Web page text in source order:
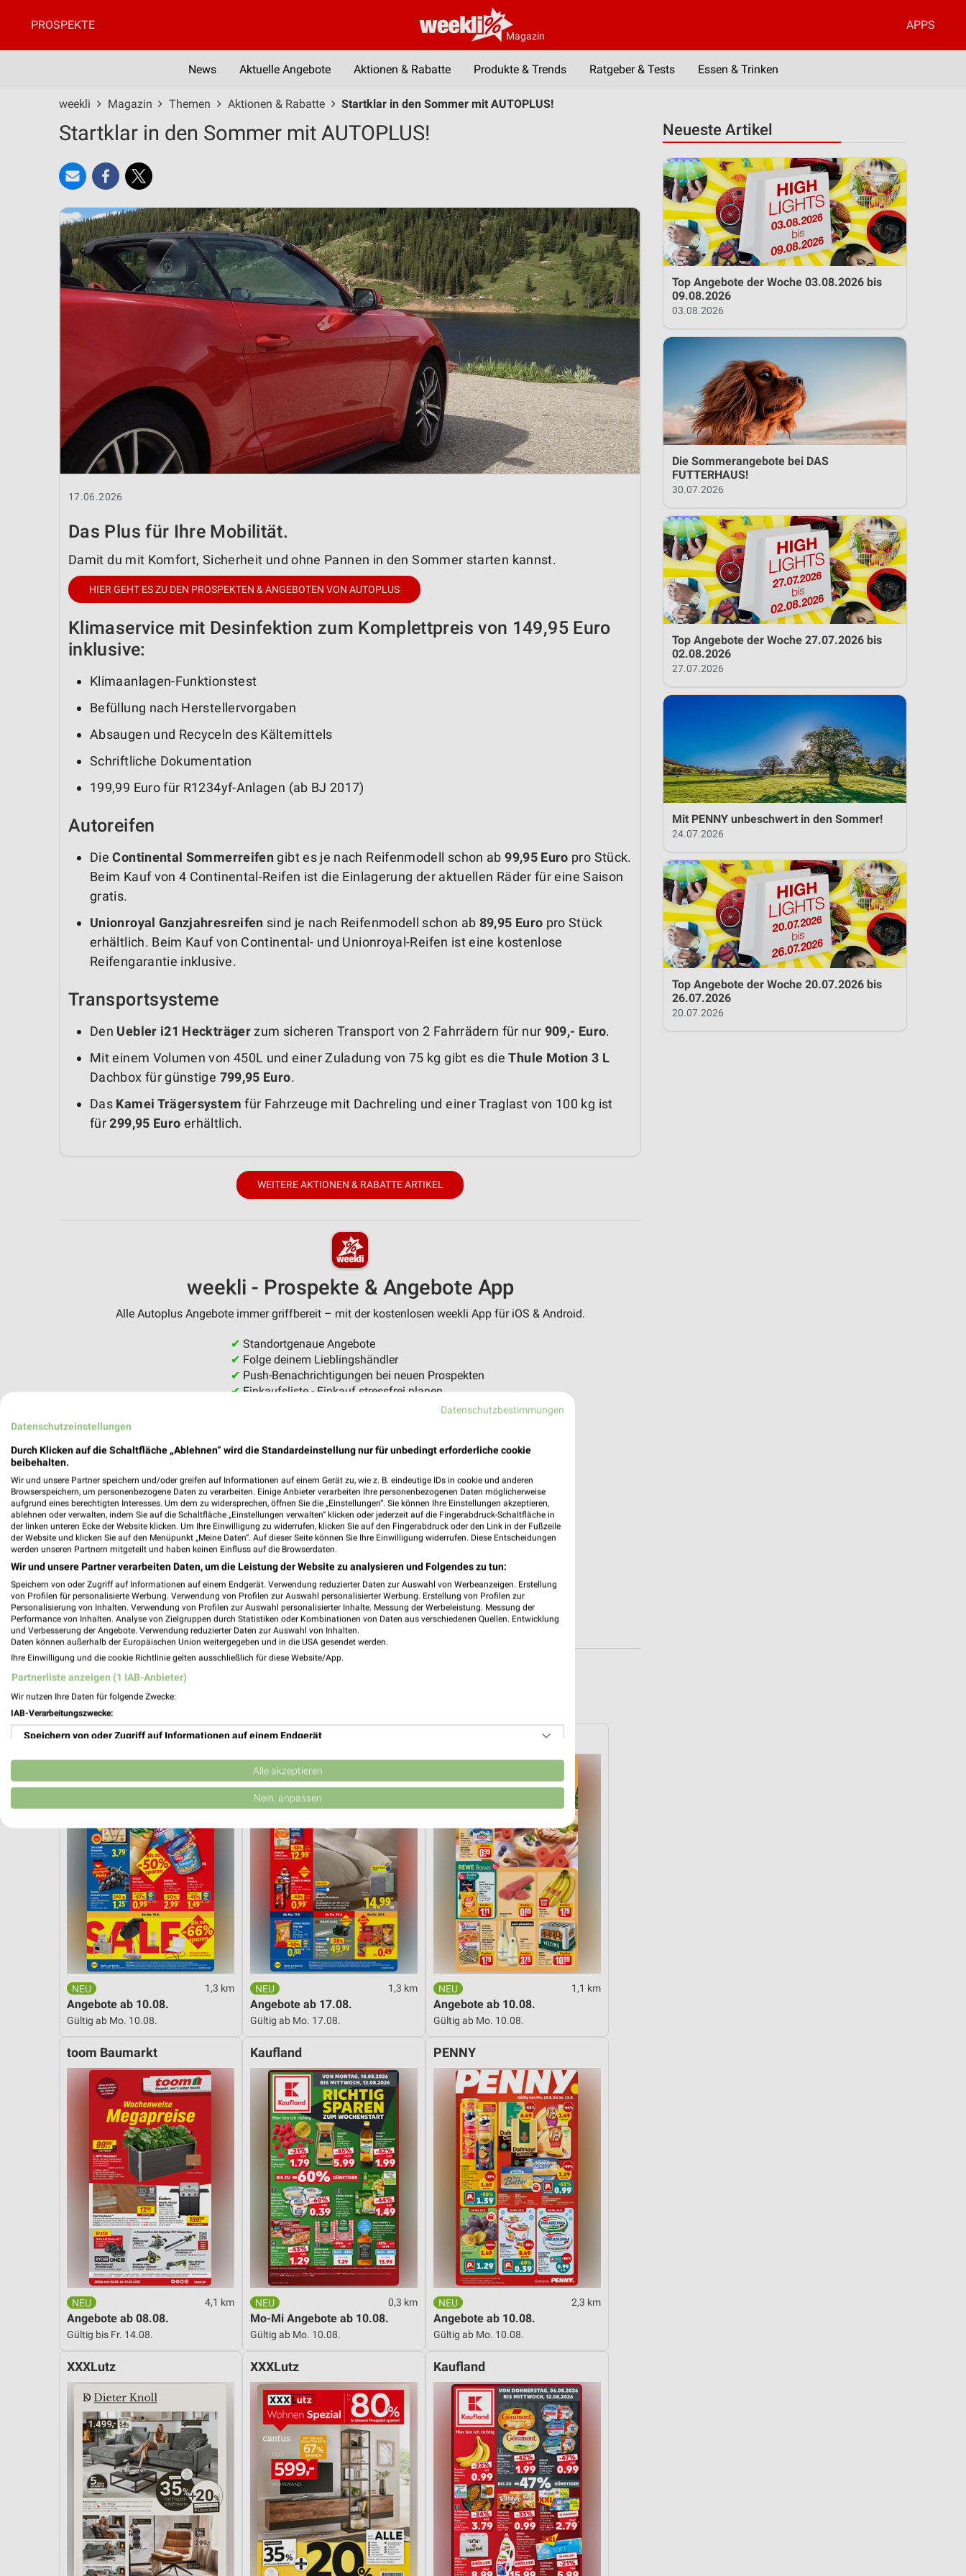
Magazin
PROSPEKTE APPS
News Aktuelle Angebote Aktionen & Rabatte Produkte & Trends Ratgeber & Tests Essen & Trinken
weekli Magazin Themen Aktionen & Rabatte Startklar in den Sommer mit AUTOPLUS!
Neueste Artikel
Top Angebote der Woche 03.08.2026 bis
09.08.2026
03.08.2026
Die Sommerangebote bei DAS
FUTTERHAUS!
30.07.2026
Top Angebote der Woche 27.07.2026 bis
02.08.2026
27.07.2026
Mit PENNY unbeschwert in den Sommer!
24.07.2026
Top Angebote der Woche 20.07.2026 bis
26.07.2026
20.07.2026
Startklar in den Sommer mit AUTOPLUS!
17.06.2026
Das Plus für Ihre Mobilität.
Damit du mit Komfort, Sicherheit und ohne Pannen in den Sommer starten kannst.
HIER GEHT ES ZU DEN PROSPEKTEN & ANGEBOTEN VON AUTOPLUS
Klimaservice mit Desinfektion zum Komplettpreis von 149,95 Euro
inklusive:
Klimaanlagen-Funktionstest
Befüllung nach Herstellervorgaben
Absaugen und Recyceln des Kältemittels
Schriftliche Dokumentation
199,99 Euro für R1234yf-Anlagen (ab BJ 2017)
Autoreifen
DieContinental Sommerreifen gibt es je nach Reifenmodell schon ab99,95 Euro pro Stück.
Beim Kauf von 4 Continental-Reifen ist die Einlagerung der aktuellen Räder für eine Saison
gratis.
Unionroyal Ganzjahresreifen sind je nach Reifenmodell schon ab 89,95 Euro pro Stück
erhältlich. Beim Kauf von Continental- und Unionroyal-Reifen ist eine kostenlose
Reifengarantie inklusive.
Transportsysteme
Den Uebler i21 Heckträgerzum sicheren Transport von 2 Fahrrädern für nur 909,- Euro.
Mit einem Volumen von 450L und einer Zuladung von 75 kg gibt es dieThule Motion 3 L
Dachbox für günstige 799,95 Euro.
Das Kamei Trägersystem für Fahrzeuge mit Dachreling und einer Traglast von 100 kg ist
für299,95 Euro erhältlich.
WEITERE AKTIONEN & RABATTE ARTIKEL
weekli - Prospekte & Angebote App
Alle Autoplus Angebote immer griffbereit – mit der kostenlosen weekli App für iOS & Android.
✔ Standortgenaue Angebote
✔ Folge deinem Lieblingshändler
✔ Push-Benachrichtigungen bei neuen Prospekten
✔Einkaufsliste - Einkauf stressfrei planen
Aktuelle Prospekte
10 Prospekte
Lidl
1,3 km
Angebote ab 10.08.
Gültig ab Mo. 10.08.
Lidl
1,3 km
Angebote ab 17.08.
Gültig ab Mo. 17.08.
1,1 km
Angebote ab 10.08.
Gültig ab Mo. 10.08.
toom Baumarkt
4,1 km
Angebote ab 08.08.
Gültig bis Fr. 14.08.
Kaufland
0,3 km
Mo-Mi Angebote ab 10.08.
Gültig ab Mo. 10.08.
PENNY
2,3 km
Angebote ab 10.08.
Gültig ab Mo. 10.08.
XXXLutz XXXLutz Kaufland
Datenschutzbestimmungen
Datenschutzeinstellungen
Durch Klicken auf die Schaltfläche „Ablehnen“ wird die Standardeinstellung nur für unbedingt erforderliche cookie
beibehalten.
Wir und unsere Partner speichern und/oder greifen auf Informationen auf einem Gerät zu, wie z. B. eindeutige IDs in cookie und anderen
Browserspeichern, um personenbezogene Daten zu verarbeiten. Einige Anbieter verarbeiten Ihre personenbezogenen Daten möglicherweise
aufgrund eines berechtigten Interesses. Um dem zu widersprechen, öffnen Sie die „Einstellungen“. Sie können Ihre Einstellungen akzeptieren,
ablehnen oder verwalten, indem Sie auf die Schaltfläche „Einstellungen verwalten“ klicken oder jederzeit auf die Fingerabdruck-Schaltfläche in
der linken unteren Ecke der Website klicken. Um Ihre Einwilligung zu widerrufen, klicken Sie auf den Fingerabdruck oder den Link in der Fußzeile
der Website und klicken Sie auf den Menüpunkt „Meine Daten“. Auf dieser Seite können Sie Ihre Einwilligung widerrufen. Diese Entscheidungen
werden unseren Partnern mitgeteilt und haben keinen Einfluss auf die Browserdaten.
Wir und unsere Partner verarbeiten Daten, um die Leistung der Website zu analysieren und Folgendes zu tun:
Speichern von oder Zugriff auf Informationen auf einem Endgerät. Verwendung reduzierter Daten zur Auswahl von Werbeanzeigen. Erstellung
von Profilen für personalisierte Werbung. Verwendung von Profilen zur Auswahl personalisierter Werbung. Erstellung von Profilen zur
Personalisierung von Inhalten. Verwendung von Profilen zur Auswahl personalisierter Inhalte. Messung der Werbeleistung. Messung der
Performance von Inhalten. Analyse von Zielgruppen durch Statistiken oder Kombinationen von Daten aus verschiedenen Quellen. Entwicklung
und Verbesserung der Angebote. Verwendung reduzierter Daten zur Auswahl von Inhalten.
Daten können außerhalb der Europäischen Union weitergegeben und in die USA gesendet werden.
Ihre Einwilligung und die cookie Richtlinie gelten ausschließlich für diese Website/App.
Partnerliste anzeigen (1 IAB-Anbieter)
Wir nutzen Ihre Daten für folgende Zwecke:
IAB-Verarbeitungszwecke:
Speichern von oder Zugriff auf Informationen auf einem Endgerät
Verwendung reduzierter Daten zur Auswahl von Werbeanzeigen
Erstellung von Profilen für personalisierte Werbung
Erstellung von Profilen zur Personalisierung von Inhalten
Verwendung von Profilen zur Auswahl personalisierter Inhalte
Messung der Werbeleistung
Messung der Performance von Inhalten
Analyse von Zielgruppen durch Statistiken oder Kombinationen von Daten aus verschiedenen
Entwicklung und Verbesserung der Angebote
IAB-Besonderheiten:
Verwendung genauer Standortdaten
Geräte anhand von aktiv angeforderten Informationen identifizieren
Nicht-IAB-Verarbeitungszwecke:
Alle akzeptieren
Nein, anpassen